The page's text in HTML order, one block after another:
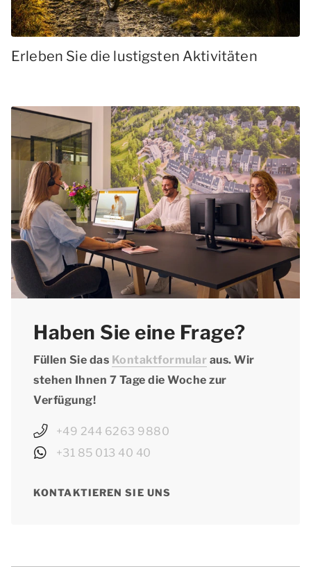
Erleben Sie die lustigsten Aktivitäten
Haben Sie eine Frage?
Füllen Sie das Kontaktformular aus. Wir
stehen Ihnen 7 Tage die Woche zur
Verfügung!
+49 244 6263 9880
+31 85 013 40 40
KONTAKTIEREN SIE UNS